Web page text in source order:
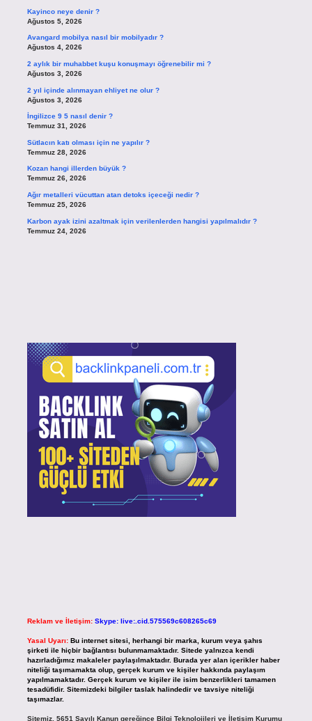
Kayinco neye denir ?
Ağustos 5, 2026
Avangard mobilya nasıl bir mobilyadır ?
Ağustos 4, 2026
2 aylık bir muhabbet kuşu konuşmayı öğrenebilir mi ?
Ağustos 3, 2026
2 yıl içinde alınmayan ehliyet ne olur ?
Ağustos 3, 2026
İngilizce 9 5 nasıl denir ?
Temmuz 31, 2026
Sütlacın katı olması için ne yapılır ?
Temmuz 28, 2026
Kozan hangi illerden büyük ?
Temmuz 26, 2026
Ağır metalleri vücuttan atan detoks içeceği nedir ?
Temmuz 25, 2026
Karbon ayak izini azaltmak için verilenlerden hangisi yapılmalıdır ?
Temmuz 24, 2026
Reklam ve İletişim: Skype: live:.cid.575569c608265c69
Yasal Uyarı: Bu internet sitesi, herhangi bir marka, kurum veya şahıs
şirketi ile hiçbir bağlantısı bulunmamaktadır. Sitede yalnızca kendi
hazırladığımız makaleler paylaşılmaktadır. Burada yer alan içerikler haber
niteliği taşımamakta olup, gerçek kurum ve kişiler hakkında paylaşım
yapılmamaktadır. Gerçek kurum ve kişiler ile isim benzerlikleri tamamen
tesadüfidir. Sitemizdeki bilgiler taslak halindedir ve tavsiye niteliği
taşımazlar.
Sitemiz, 5651 Sayılı Kanun gereğince Bilgi Teknolojileri ve İletişim Kurumu